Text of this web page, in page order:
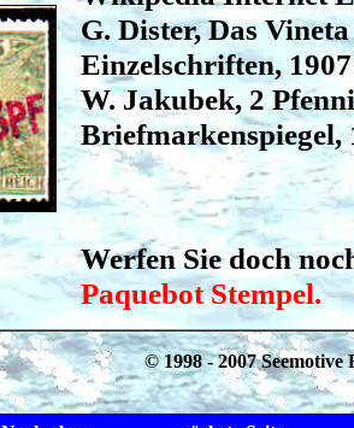
G. Dister, Das
Einzelschriften, 1907
W. Jakubek, 2
Briefmarkenspiegel,
Werfen Sie doch
Paquebot Stempel.
© 1998 - 2007